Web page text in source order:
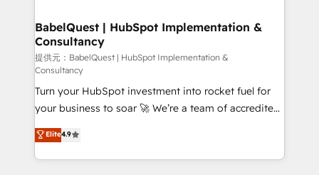
operations A little about us: • Boutique 'Elite' team of
12 • 150+ clients across Sales Hub, Marketing Hub,
Service Hub, Data Hub and CMS • ISO/IEC
27001:2022, ISO 9001:2015, and ISO 42001:2023
certified - the AI management standard • GuardHub:
our AI governance framework, built on ISO 42001
Ready for the next step? Click the 👈 '𝗖𝗼𝗻𝘁𝗮𝗰𝘁
𝗯𝘂𝘀𝗶𝗻𝗲𝘀𝘀' button to get in touch (𝘸𝘦'𝘳𝘦 𝘴𝘶𝘱𝘦𝘳
𝘳𝘦𝘴𝘱𝘰𝘯𝘴𝘪𝘷𝘦)
BabelQuest | HubSpot Implementation &
Consultancy
提供元：BabelQuest | HubSpot Implementation &
Consultancy
Turn your HubSpot investment into rocket fuel for
your business to soar 🚀 We’re a team of accredited
HubSpot experts ready to help you. We can
implement the platform into complex business
environments, optimise what you've got and make
Elite4.9